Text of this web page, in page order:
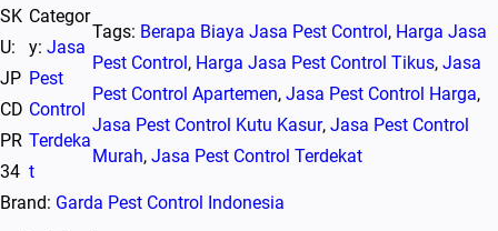
a
n
t
i
t
a
s
SK
U:
JP
CD
PR
34
Categor
y: Jasa
Pest
Control
Terdeka
t
Tags: Berapa Biaya Jasa Pest Control , Harga Jasa
Pest Control , Harga Jasa Pest Control Tikus, Jasa
Pest Control Apartemen, Jasa Pest Control Harga,
Jasa Pest Control Kutu Kasur, Jasa Pest Control
Murah, Jasa Pest Control Terdekat
Brand: Garda Pest Control Indonesia